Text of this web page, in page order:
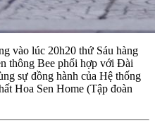
vào lúc 20h20 thứ Sáu hàng
thông Bee phối hợp với Đài
sự đồng hành của Hệ thống
Hoa Sen Home (Tập đoàn